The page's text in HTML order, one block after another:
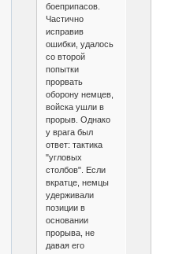
боеприпасов.
Частично
исправив
ошибки, удалось
со второй
попытки
прорвать
оборону немцев,
войска ушли в
прорыв. Однако
у врага был
ответ: тактика
"угловых
столбов". Если
вкратце, немцы
удерживали
позиции в
основании
прорыва, не
давая его